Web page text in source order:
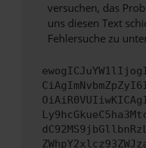
versuchen, das
uns diesen Text
Fehlersuche zu